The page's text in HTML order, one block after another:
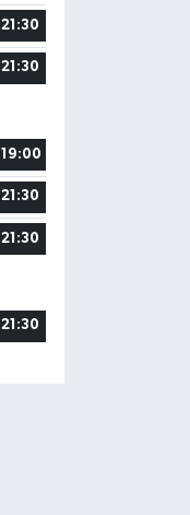
21:30
21:30
19:00
21:30
21:30
21:30